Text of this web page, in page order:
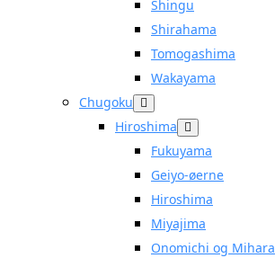
Shingu
Shirahama
Tomogashima
Wakayama
Chugoku
Hiroshima
Fukuyama
Geiyo-øerne
Hiroshima
Miyajima
Onomichi og Mihara